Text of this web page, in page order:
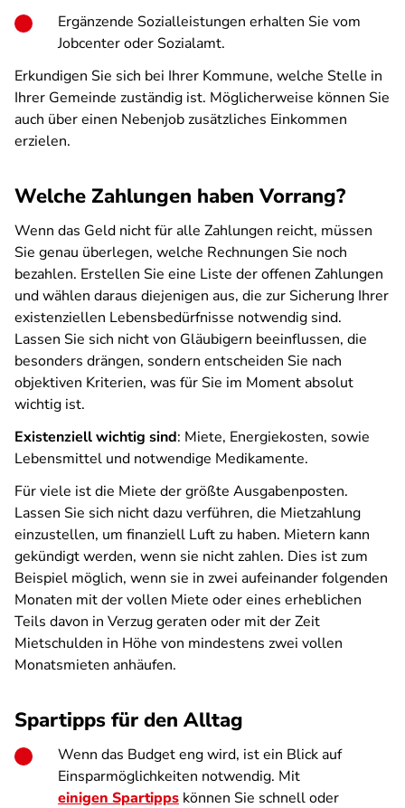
Ergänzende Sozialleistungen erhalten Sie vom
Jobcenter oder Sozialamt.
Erkundigen Sie sich bei Ihrer Kommune, welche Stelle in
Ihrer Gemeinde zuständig ist. Möglicherweise können Sie
auch über einen Nebenjob zusätzliches Einkommen
erzielen.
Welche Zahlungen haben Vorrang?
Wenn das Geld nicht für alle Zahlungen reicht, müssen
Sie genau überlegen, welche Rechnungen Sie noch
bezahlen. Erstellen Sie eine Liste der offenen Zahlungen
und wählen daraus diejenigen aus, die zur Sicherung Ihrer
existenziellen Lebensbedürfnisse notwendig sind.
Lassen Sie sich nicht von Gläubigern beeinflussen, die
besonders drängen, sondern entscheiden Sie nach
objektiven Kriterien, was für Sie im Moment absolut
wichtig ist.
Existenziell wichtig sind: Miete, Energiekosten, sowie
Lebensmittel und notwendige Medikamente.
Für viele ist die Miete der größte Ausgabenposten.
Lassen Sie sich nicht dazu verführen, die Mietzahlung
einzustellen, um finanziell Luft zu haben. Mietern kann
gekündigt werden, wenn sie nicht zahlen. Dies ist zum
Beispiel möglich, wenn sie in zwei aufeinander folgenden
Monaten mit der vollen Miete oder eines erheblichen
Teils davon in Verzug geraten oder mit der Zeit
Mietschulden in Höhe von mindestens zwei vollen
Monatsmieten anhäufen.
Spartipps für den Alltag
Wenn das Budget eng wird, ist ein Blick auf
Einsparmöglichkeiten notwendig. Mit
einigen Spartipps können Sie schnell oder